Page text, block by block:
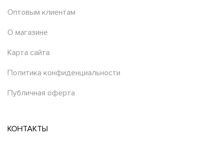
Оптовым клиентам
О магазине
Карта сайта
Политика конфиденциальности
Публичная оферта
КОНТАКТЫ